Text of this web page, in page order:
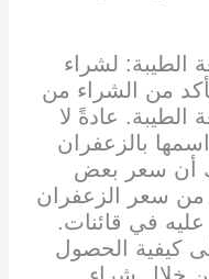
الطيبة: لشراء
من الشراء من
الطيبة. عادةً لا
بالزعفران
أن سعر بعض
من سعر الزعفران
في قائنات.
كيفية الحصول